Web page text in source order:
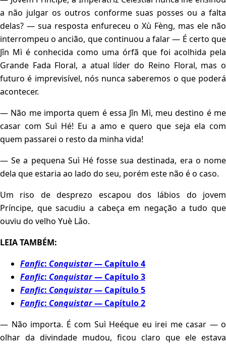
a não julgar os outros conforme suas posses ou a falta
delas? — sua resposta enfureceu o Xù Fèng, mas ele não
interrompeu o ancião, que continuou a falar — É certo que
Jǐn Mì é conhecida como uma órfã que foi acolhida pela
Grande Fada Floral, a atual líder do Reino Floral, mas o
futuro é imprevisível, nós nunca saberemos o que poderá
acontecer.
— Não me importa quem é essa Jǐn Mì, meu destino é me
casar com Suì Hé! Eu a amo e quero que seja ela com
quem passarei o resto da minha vida!
— Se a pequena Suì Hé fosse sua destinada, era o nome
dela que estaria ao lado do seu, porém este não é o caso.
Um riso de desprezo escapou dos lábios do jovem
Príncipe, que sacudiu a cabeça em negação a tudo que
ouviu do velho Yuè Lǎo.
LEIA TAMBÉM:
Fanfic: Conquistar— Capítulo 4
Fanfic: Conquistar— Capítulo 3
Fanfic: Conquistar— Capítulo 5
Fanfic: Conquistar— Capítulo 2
— Não importa. É com Suì Heéque eu irei me casar — o
olhar da divindade mudou, ficou claro que ele estava